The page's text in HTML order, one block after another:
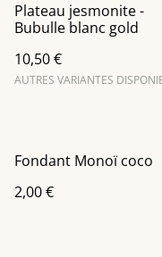
Plateau jesmonite -
Bubulle blanc gold
10,50 €
AUTRES VARIANTES
Fondant Monoï coco
2,00 €